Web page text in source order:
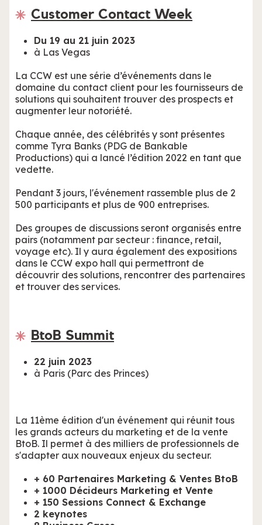
Customer Contact Week
Du 19 au 21 juin 2023
à Las Vegas
La CCW est une série d’événements dans le
domaine du contact client pour les fournisseurs de
solutions qui souhaitent trouver des prospects et
augmenter leur notoriété.
Chaque année, des célébrités y sont présentes
comme Tyra Banks (PDG de Bankable
Productions) qui a lancé l’édition 2022 en tant que
vedette.
Pendant 3 jours, l'événement rassemble plus de 2
500 participants et plus de 900 entreprises.
Des groupes de discussions seront organisés entre
pairs (notamment par secteur : finance, retail,
voyage etc). Il y aura également des expositions
dans le CCW expo hall qui permettront de
découvrir des solutions, rencontrer des partenaires
et trouver des services.
BtoB Summit
22 juin 2023
à Paris (Parc des Princes)
La 11ème édition d'un événement qui réunit tous
les grands acteurs du marketing et de la vente
BtoB. Il permet à des milliers de professionnels de
s'adapter aux nouveaux enjeux du secteur.
+ 60 Partenaires Marketing & Ventes BtoB
+ 1000 Décideurs Marketing et Vente
+ 150 Sessions Connect & Exchange
2 keynotes